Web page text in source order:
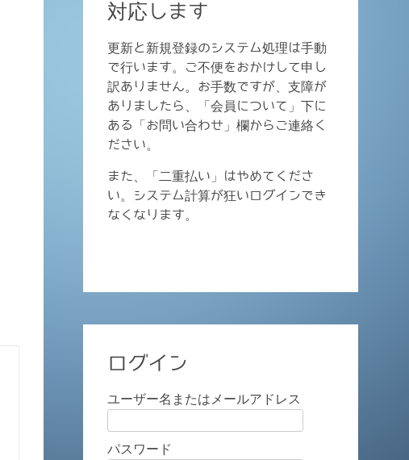
対応します
更新と新規登録のシステム処理は手動
で行います。ご不便をおかけして申し
訳ありません。お手数ですが、支障が
ありましたら、「会員について」下に
ある「お問い合わせ」欄からご連絡く
ださい。
また、「二重払い」はやめてくださ
い。システム計算が狂いログインでき
なくなります。
ログイン
ユーザー名またはメールアドレス
パスワード